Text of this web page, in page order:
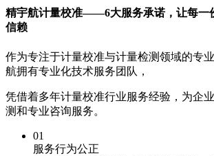
精宇航计量校准——6大服务承诺，让每一
信赖
作为专注于计量校准与计量检测领域的专
航拥有专业化技术服务团队，
凭借着多年计量校准行业服务经验，为企
测和专业咨询服务。
01
服务行为公正